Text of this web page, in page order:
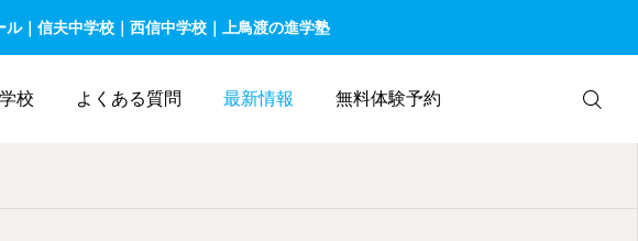
｜信夫中学校｜西信中学校｜上鳥渡の進学塾
校 よくある質問 最新情報 無料体験予約